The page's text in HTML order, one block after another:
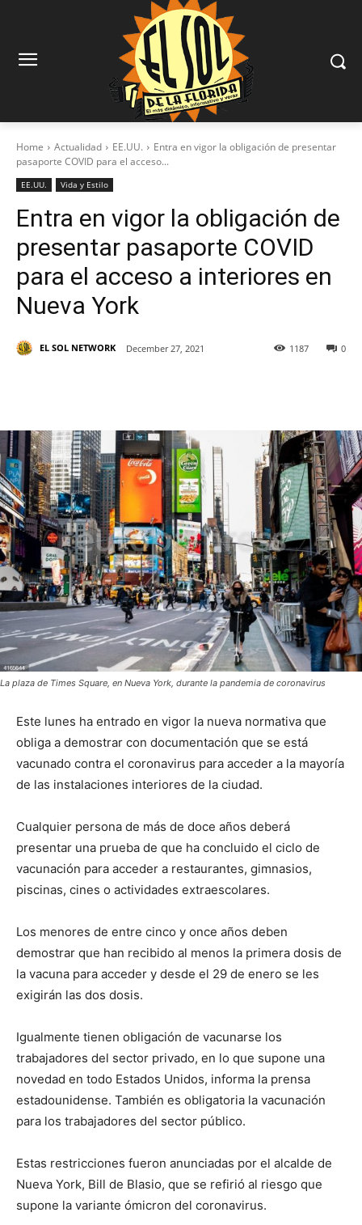
Home Actualidad EE.UU.
Entra en vigor la obligación de presentar
pasaporte COVID para el acceso...
EE.UU. Vida y Estilo
Entra en vigor la obligación de
presentar pasaporte COVID
para el acceso a interiores en
Nueva York
EL SOL NETWORK December 27, 2021 0
1187
La plaza de Times Square, en Nueva York, durante la pandemia de coronavirus
Este lunes ha entrado en vigor la nueva normativa que
obliga a demostrar con documentación que se está
vacunado contra el coronavirus para acceder a la mayoría
de las instalaciones interiores de la ciudad.
Cualquier persona de más de doce años deberá
presentar una prueba de que ha concluido el ciclo de
vacunación para acceder a restaurantes, gimnasios,
piscinas, cines o actividades extraescolares.
Los menores de entre cinco y once años deben
demostrar que han recibido al menos la primera dosis de
la vacuna para acceder y desde el 29 de enero se les
exigirán las dos dosis.
Igualmente tienen obligación de vacunarse los
trabajadores del sector privado, en lo que supone una
novedad en todo Estados Unidos, informa la prensa
estadounidense. También es obligatoria la vacunación
para los trabajadores del sector público.
Estas restricciones fueron anunciadas por el alcalde de
Nueva York, Bill de Blasio, que se refirió al riesgo que
supone la variante ómicron del coronavirus.